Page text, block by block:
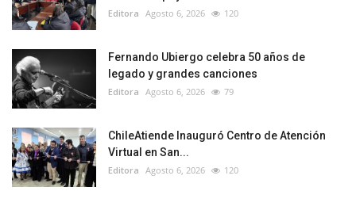
Editora Agosto 6, 2026 120
Fernando Ubiergo celebra 50 años de
legado y grandes canciones
Editora Agosto 6, 2026 79
ChileAtiende Inauguró Centro de Atención
Virtual en San...
Editora Agosto 6, 2026 120